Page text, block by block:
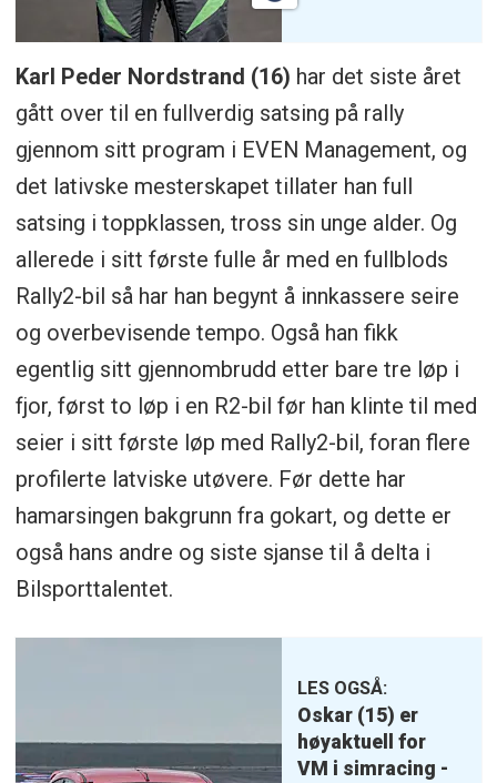
Karl Peder Nordstrand (16) har det siste året
gått over til en fullverdig satsing på rally
gjennom sitt program i EVEN Management, og
det lativske mesterskapet tillater han full
satsing i toppklassen, tross sin unge alder. Og
allerede i sitt første fulle år med en fullblods
Rally2-bil så har han begynt å innkassere seire
og overbevisende tempo. Også han fikk
egentlig sitt gjennombrudd etter bare tre løp i
fjor, først to løp i en R2-bil før han klinte til med
seier i sitt første løp med Rally2-bil, foran flere
profilerte latviske utøvere. Før dette har
hamarsingen bakgrunn fra gokart, og dette er
også hans andre og siste sjanse til å delta i
Bilsporttalentet.
LES OGSÅ:
Oskar (15) er
høyaktuell for
VM i simracing -